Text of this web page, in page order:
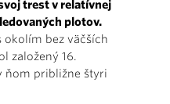
trest v relatívnej
plotov.
okolím bez väčších
založený 16.
ňom približne štyri